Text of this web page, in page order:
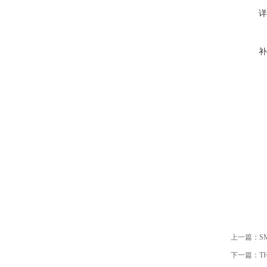
上一篇：
下一篇：